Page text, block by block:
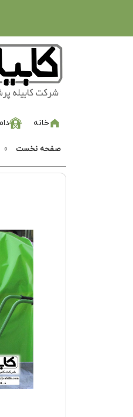
خانه
صفحه نخست »